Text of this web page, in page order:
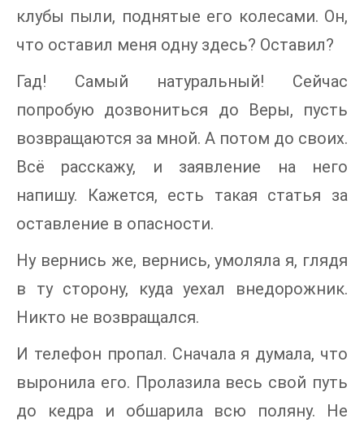
клубы пыли, поднятые его колесами. Он,
что оставил меня одну здесь? Оставил?
Гад! Самый натуральный! Сейчас
попробую дозвониться до Веры, пусть
возвращаются за мной. А потом до своих.
Всё расскажу, и заявление на него
напишу. Кажется, есть такая статья за
оставление в опасности.
Ну вернись же, вернись, умоляла я, глядя
в ту сторону, куда уехал внедорожник.
Никто не возвращался.
И телефон пропал. Сначала я думала, что
выронила его. Пролазила весь свой путь
до кедра и обшарила всю поляну. Не